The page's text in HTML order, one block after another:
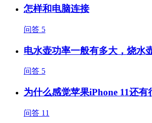
怎样和电脑连接
问答 5
电水壶功率一般有多大，烧水
问答 5
为什么感觉苹果iPhone 11还有
问答 11